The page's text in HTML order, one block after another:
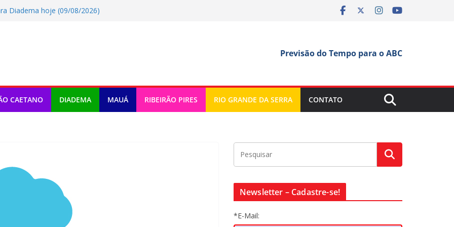
Diadema hoje (09/08/2026)
Ribeirao Pires hoje (09/08/2026)
Maua hoje (09/08/2026)
Sao Caetano Do Sul hoje
Previsão do Tempo para o ABC
CAETANO DIADEMA MAUÁ RIBEIRÃO PIRES RIO GRANDE DA SERRA CONTATO
Newsletter – Cadastre-se!
*E-Mail: